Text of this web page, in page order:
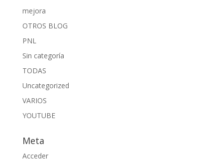
mejora
OTROS BLOG
PNL
Sin categoría
TODAS
Uncategorized
VARIOS
YOUTUBE
Meta
Acceder